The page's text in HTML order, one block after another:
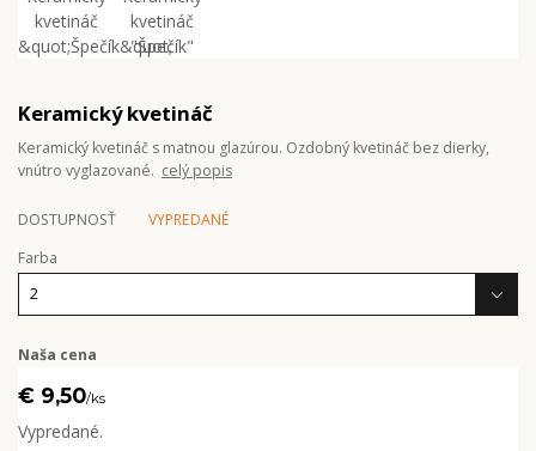
Keramický kvetináč
Keramický kvetináč s matnou glazúrou. Ozdobný kvetináč bez dierky,
vnútro vyglazované. celý popis
DOSTUPNOSŤ
VYPREDANÉ
Farba
Naša cena
€ 9,50/ks
Vypredané.